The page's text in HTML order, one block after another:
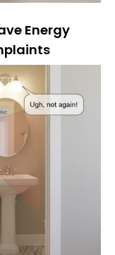
Energy